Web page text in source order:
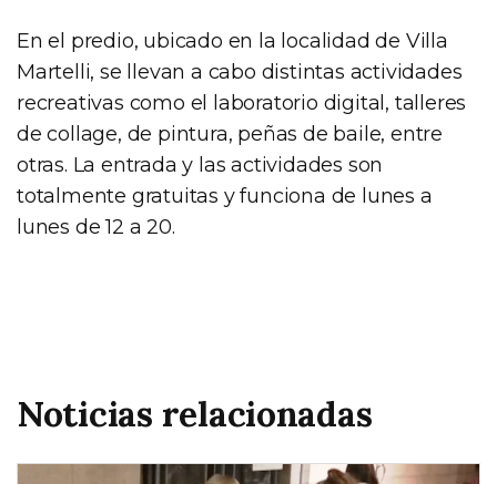
En el predio, ubicado en la localidad de Villa
Martelli, se llevan a cabo distintas actividades
recreativas como el laboratorio digital, talleres
de collage, de pintura, peñas de baile, entre
otras. La entrada y las actividades son
totalmente gratuitas y funciona de lunes a
lunes de 12 a 20.
Noticias relacionadas